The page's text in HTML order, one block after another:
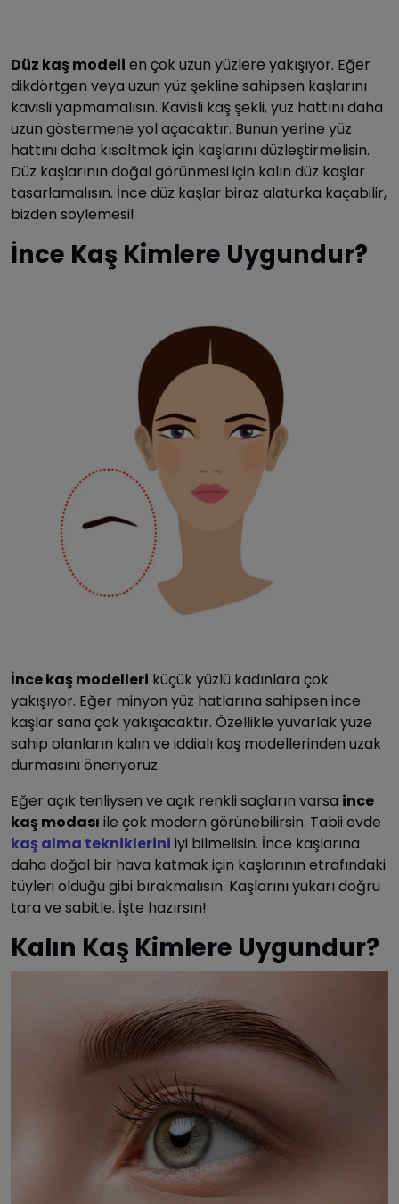
Düz kaş modeli en çok uzun yüzlere yakışıyor. Eğer
dikdörtgen veya uzun yüz şekline sahipsen kaşlarını
kavisli yapmamalısın. Kavisli kaş şekli, yüz hattını daha
uzun göstermene yol açacaktır. Bunun yerine yüz
hattını daha kısaltmak için kaşlarını düzleştirmelisin.
Düz kaşlarının doğal görünmesi için kalın düz kaşlar
tasarlamalısın. İnce düz kaşlar biraz alaturka kaçabilir,
bizden söylemesi!
İnce Kaş Kimlere Uygundur?
İnce kaş modelleri küçük yüzlü kadınlara çok
yakışıyor. Eğer minyon yüz hatlarına sahipsen ince
kaşlar sana çok yakışacaktır. Özellikle yuvarlak yüze
sahip olanların kalın ve iddialı kaş modellerinden uzak
durmasını öneriyoruz.
Eğer açık tenliysen ve açık renkli saçların varsa ince
kaş modası ile çok modern görünebilirsin. Tabii evde
kaş alma tekniklerini iyi bilmelisin. İnce kaşlarına
daha doğal bir hava katmak için kaşlarının etrafındaki
tüyleri olduğu gibi bırakmalısın. Kaşlarını yukarı doğru
tara ve sabitle. İşte hazırsın!
Kalın Kaş Kimlere Uygundur?